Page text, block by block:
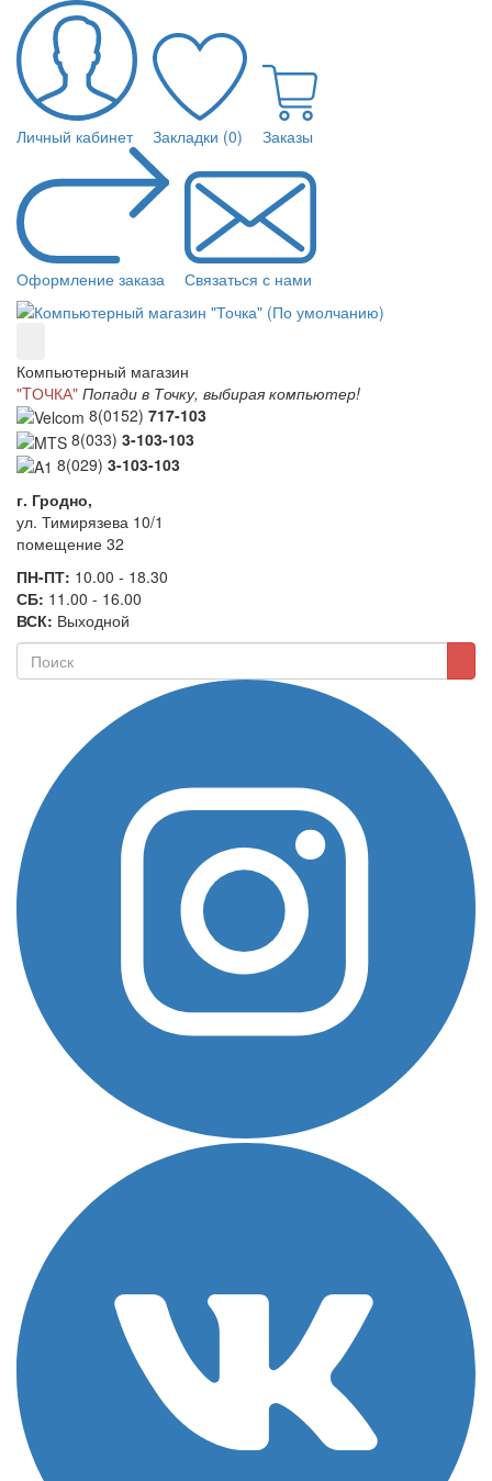
Личный кабинет Закладки (0) Заказы
Оформление заказа Связаться с нами
Компьютерный магазин
"TОЧКА" Попади в Точку, выбирая компьютер!
8(0152) 717-103
8(033) 3-103-103
8(029) 3-103-103
г. Гродно,
ул. Тимирязева 10/1
помещение 32
ПН-ПТ: 10.00 - 18.30
СБ: 11.00 - 16.00
ВСК: Выходной